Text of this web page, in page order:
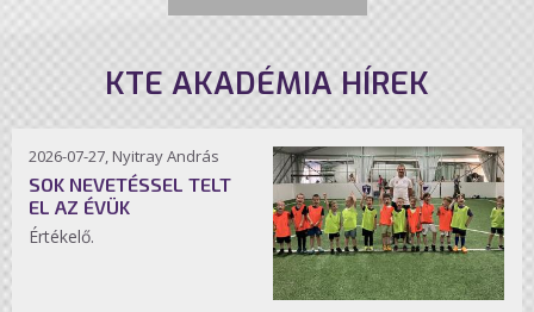
KTE AKADÉMIA HÍREK
2026-07-27, Nyitray András
SOK NEVETÉSSEL TELT
EL AZ ÉVÜK
Értékelő.